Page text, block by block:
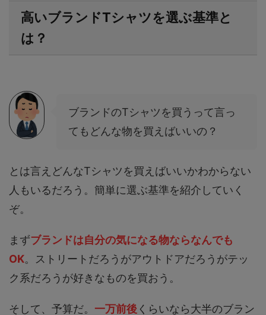
高いブランドTシャツを選ぶ基準と
は？
ブランドのTシャツを買うって言っ
てもどんな物を買えばいいの？
とは言えどんなTシャツを買えばいいかわからない
人もいるだろう。簡単に選ぶ基準を紹介していく
ぞ。
まずブランドは自分の気になる物ならなんでも
OK。ストリートだろうがアウトドアだろうがテッ
ク系だろうが好きなものを買おう。
そして、予算だ。 一万前後 くらいなら大半のブラン